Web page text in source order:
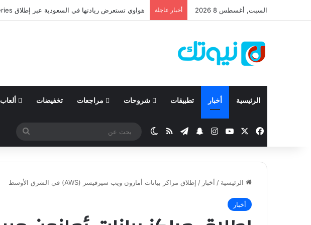
السبت, أغسطس 8 2026 أخبار عاجلة
الرئيسية أخبار تطبيقات شروحات مراجعات تخفيضات
فيسبوك ‫YouTubeانستقرامسناب تشات
تيلقرامملخص الموقع RSS
الوضع المظلم
بحث
عن
الرئيسية / أخبار / إطلاق مراكز بيانات أمازون ويب سيرفيسز (AWS) في الشرق الأوسط
أخبار